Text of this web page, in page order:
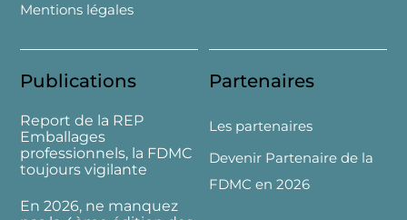
Mentions légales
Publications
Report de la REP
Emballages
professionnels, la FDMC
toujours vigilante
En 2026, ne manquez
Partenaires
Les partenaires
Devenir Partenaire de la
FDMC en 2026